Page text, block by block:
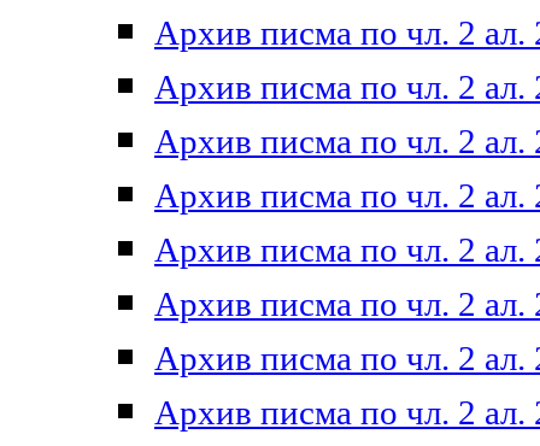
Архив писма по чл. 2 ал.
Архив писма по чл. 2 ал.
Архив писма по чл. 2 ал.
Архив писма по чл. 2 ал.
Архив писма по чл. 2 ал.
Архив писма по чл. 2 ал.
Архив писма по чл. 2 ал.
Архив писма по чл. 2 ал.